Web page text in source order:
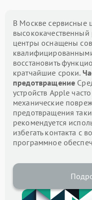
В Москве сервисные
высококачественный
центры оснащены
восстановить
кратчайшие сроки.
предотвращение
устройств Apple
механические
предотвращения
рекомендуется
избегать контакта с
программное